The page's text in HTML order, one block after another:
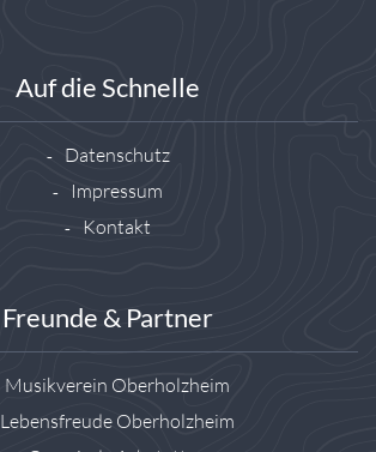
Auf die Schnelle
Datenschutz
Impressum
Kontakt
Freunde & Partner
Musikverein Oberholzheim
Lebensfreude Oberholzheim